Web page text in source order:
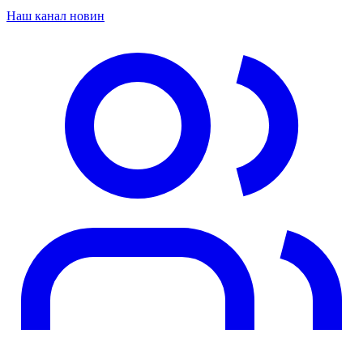
Наш канал новин